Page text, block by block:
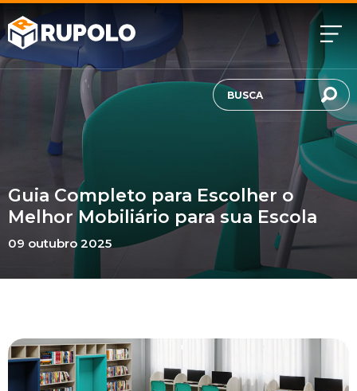
Guia Completo para Escolher o
Melhor Mobiliário para sua Escola
09 outubro 2025